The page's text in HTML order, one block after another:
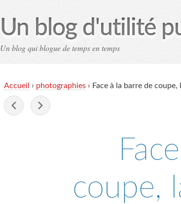
Un blog d'utilité
Un blog qui blogue de temps en temps
Accueil
› photographies › Face à la barre de coupe,
coupe,